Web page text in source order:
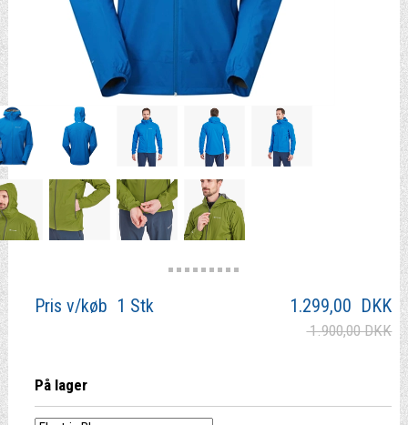
Pris v/køb 1 Stk 1.299,00 DKK
1.900,00 DKK
På lager